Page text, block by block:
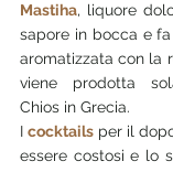
Mastiha, liquore
sapore in bocca e
aromatizzata con la
viene prodotta
Chios in Grecia.
I cocktails per il
essere costosi e lo